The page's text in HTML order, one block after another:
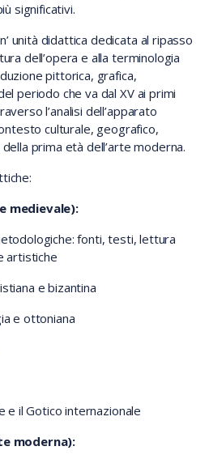
significativi.
unità didattica dedicata al ripasso
dell’opera e alla terminologia
pittorica, grafica,
periodo che va dal XV ai primi
l’analisi dell’apparato
culturale, geografico,
prima età dell’arte moderna.
medievale):
fonti, testi, lettura
artistiche
e bizantina
e ottoniana
e il Gotico internazionale
moderna):